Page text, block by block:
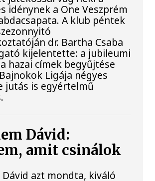
idénynek a One Veszprém
A klub péntek
dr. Bartha Csaba
kijelentette: a jubileumi
hazai címek begyűjtése
Ligája négyes
jutás is egyértelmű
Dávid:
amit csinálok
azt mondta, kiváló